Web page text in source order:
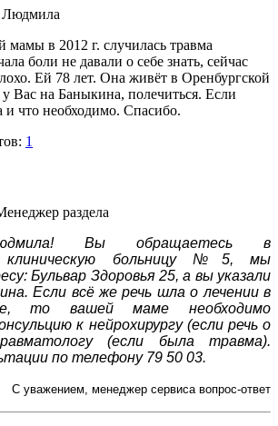
Людмила
мамы в 2012 г. случилась травма
боли не давали о себе знать, сейчас
Ей 78 лет. Она живёт в Оренбургской
Вас на Баныкина, полечиться. Если
и что необходимо. Спасибо.
1
раздела
Вы обращаетесь в
клиническую больницу №5, мы
Бульвар Здоровья 25, а вы указали
Если всё же речь шла о лечении в
то вашей маме необходимо
к нейрохирургу (если речь о
(если была травма).
по телефону 79 50 03.
С уважением, менеджер сервиса вопрос-ответ